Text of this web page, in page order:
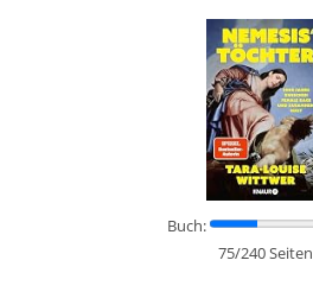
Buch:
75/240 Seiten